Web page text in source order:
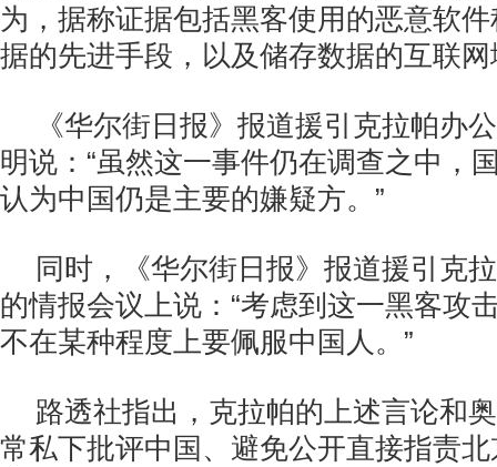
为，据称证据包括黑客使用的恶意软
据的先进手段，以及储存数据的互联
《华尔街日报》报道援引克拉帕办
明说：“虽然这一事件仍在调查之中，
认为中国仍是主要的嫌疑方。”
同时，《华尔街日报》报道援引克
的情报会议上说：“考虑到这一黑客攻
不在某种程度上要佩服中国人。”
路透社指出，克拉帕的上述言论和
常私下批评中国、避免公开直接指责